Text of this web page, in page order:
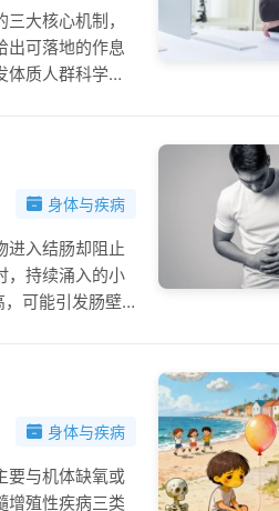
大核心机制，
出可落地的作息
质人群科学规
身体与疾病
进入结肠却阻止
，持续涌入的小
，可能引发肠壁
。
身体与疾病
要与机体缺氧或
增殖性疾病三类